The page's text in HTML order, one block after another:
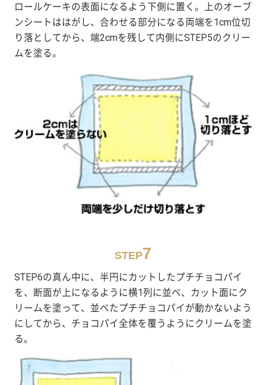
ロールケーキの表面になるよう下側に置く。上のオーブ
ンシートははがし、合わせる部分になる両端を1cm位切
り落としてから、端2cmを残して内側にSTEP5のクリー
ムを塗る。
STEP7
STEP6の真ん中に、半円にカットしたプチチョコパイ
を、断面が上になるように横1列に並べ、カット面にク
リームを塗って、並べたプチチョコパイが動かないよう
にしてから、チョコパイ全体を覆うようにクリームを塗
る。